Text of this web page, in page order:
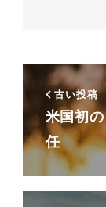
古い投稿
米国初
任